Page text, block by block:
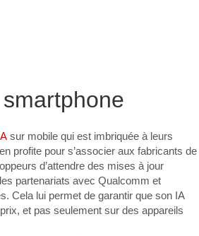
sur mobile qui est imbriquée à leurs
profite pour s’associer aux fabricants de
d’attendre des mises à jour
partenariats avec Qualcomm et
Cela lui permet de garantir que son IA
et pas seulement sur des appareils